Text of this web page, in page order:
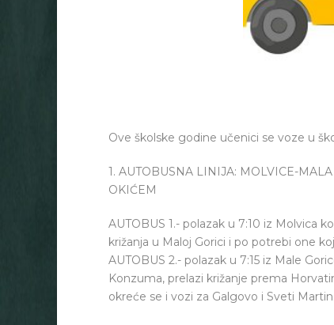
Ove školske godine učenici se voze u
1. AUTOBUSNA LINIJA: MOLVICE-
OKIĆEM
AUTOBUS 1.- polazak u 7:10 iz Molvica
križanja u Maloj Gorici i po potrebi one
AUTOBUS 2.- polazak u 7:15 iz Male
Konzuma, prelazi križanje prema
okreće se i vozi za Galgovo i Sveti Martin.